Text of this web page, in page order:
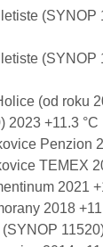
(SYNOP
(SYNOP
(od roku
2023 +11.3 °C
Penzion
TEMEX
2021
2018